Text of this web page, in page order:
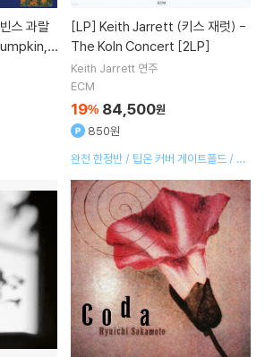
프 컬러
[LP]
The Koln Concert [2LP]
Keith Jarrett 연주
ECM
19% 84,500원
850원
완전 한정반 / 팁온 커버 게이트폴드 / 8p